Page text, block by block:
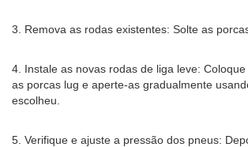
3. Remova as rodas existentes: Solte as
4. Instale as novas rodas de liga leve:
as porcas lug e aperte-as gradualmente
escolheu.
5. Verifique e ajuste a pressão dos pneus: